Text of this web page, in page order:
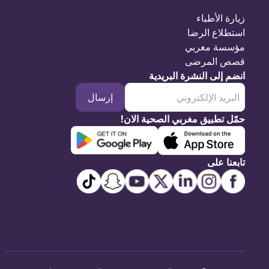
زيارة الأطباء
استطلاع الرضا
مؤسسة مغربي
قصص المرضى
انضم إلى النشرة البريدية
إرسال
حمّل تطبيق مغربي الصحية الان!
تابعنا على